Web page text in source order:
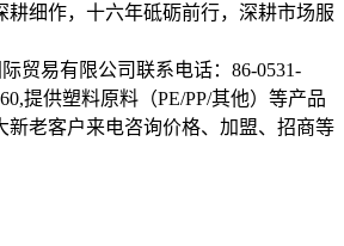
耕细作，十六年砥砺前行，深耕市场服
贸易有限公司联系电话：86-0531-
提供塑料原料（PE/PP/其他）等产品
新老客户来电咨询价格、加盟、招商等